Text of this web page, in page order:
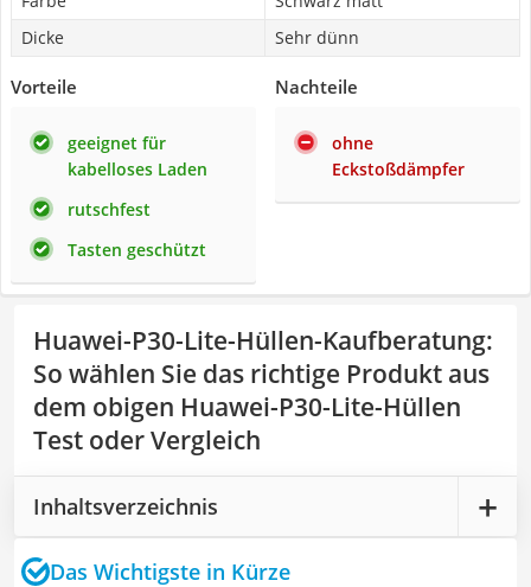
Dicke
Sehr dünn
Vorteile
geeignet für
kabelloses Laden
rutschfest
Tasten geschützt
Nachteile
ohne
Eckstoßdämpfer
Huawei-P30-Lite-Hüllen-Kaufberatung:
So wählen Sie das richtige Produkt aus
dem obigen Huawei-P30-Lite-Hüllen
Test oder Vergleich
Inhaltsverzeichnis
Das Wichtigste in Kürze